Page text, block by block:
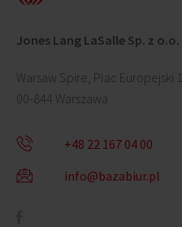
Jones Lang LaSalle Sp. z o.o.
Warsaw Spire, Plac Europejski 1
00-844 Warszawa
+48 22 167 04 00
info@bazabiur.pl